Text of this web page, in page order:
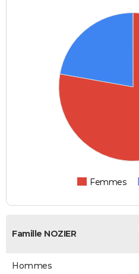
Femmes
Famille NOZIER
Hommes